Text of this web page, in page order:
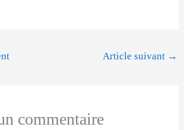
Article suivant →
commentaire